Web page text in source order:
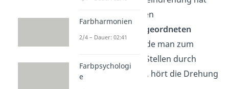
jedoch etwas mit den
unterschiedlich angeordneten
Farben
zu tun. Würde man zum
Beispiel die gelben Stellen durch
mehr blau ersetzen, hört die Drehung
Farbharmonien
2/4 – Dauer: 02:41
Farbpsychologi
e